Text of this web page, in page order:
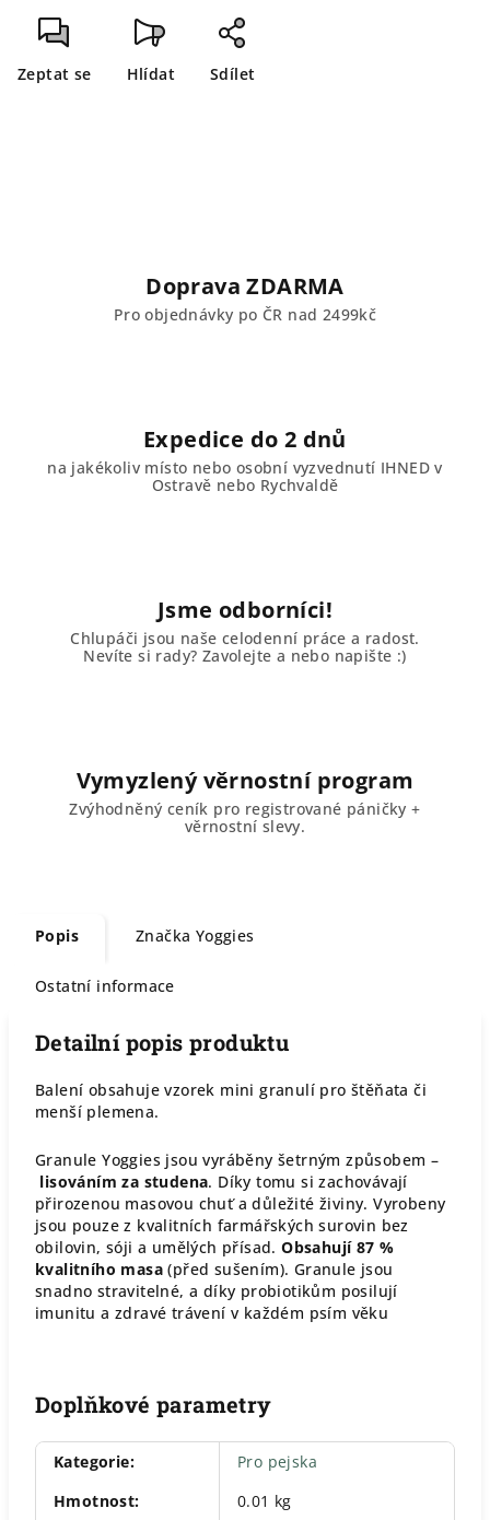
Zeptat se Hlídat Sdílet
Doprava ZDARMA
Pro objednávky po ČR nad 2499kč
Expedice do 2 dnů
na jakékoliv místo nebo osobní vyzvednutí IHNED v
Ostravě nebo Rychvaldě
Jsme odborníci!
Chlupáči jsou naše celodenní práce a radost.
Nevíte si rady? Zavolejte a nebo napište :)
Vymyzlený věrnostní program
Zvýhodněný ceník pro registrované páničky +
věrnostní slevy.
Popis Značka Yoggies
Ostatní informace
Detailní popis produktu
Balení obsahuje vzorek mini granulí pro štěňata či
menší plemena.
Granule Yoggies jsou vyráběny šetrným způsobem –
lisováním za studena. Díky tomu si zachovávají
přirozenou masovou chuť a důležité živiny. Vyrobeny
jsou pouze z kvalitních farmářských surovin bez
obilovin, sóji a umělých přísad.Obsahují 87 %
kvalitního masa (před sušením). Granule jsou
snadno stravitelné, a díky probiotikům posilují
imunitu a zdravé trávení v každém psím věku
Doplňkové parametry
Kategorie:
Pro pejska
Hmotnost:
0.01 kg